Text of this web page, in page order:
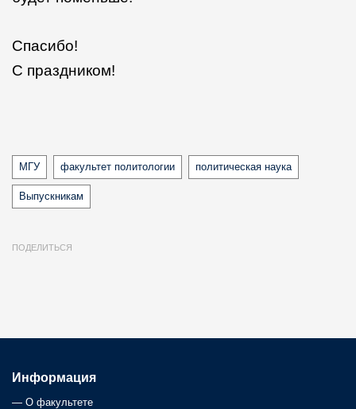
Спасибо!
С праздником!
Tags
МГУ факультет политологии политическая наука
Выпускникам
ПОДЕЛИТЬСЯ
Информация
— О факультете